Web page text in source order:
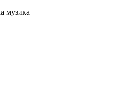
музика